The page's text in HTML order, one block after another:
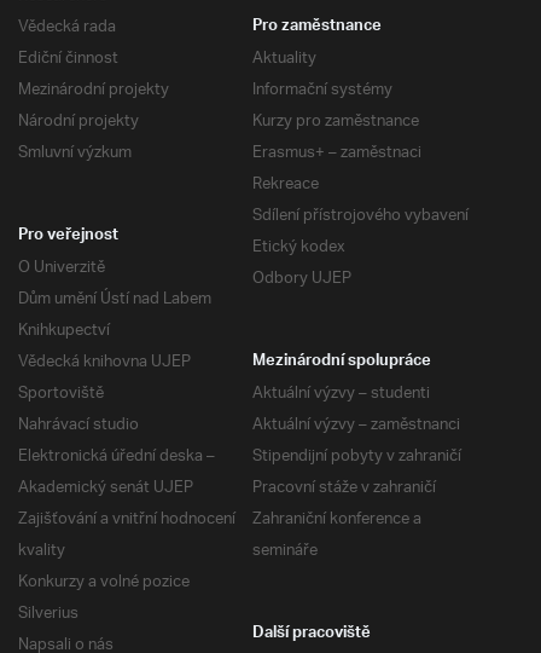
Vědecká rada
Ediční činnost
Mezinárodní projekty
Národní projekty
Smluvní výzkum
Pro zaměstnance
Aktuality
Informační systémy
Kurzy pro zaměstnance
Erasmus+ – zaměstnaci
Rekreace
Sdílení přístrojového vybavení
Etický kodex
Odbory UJEP
Pro veřejnost
O Univerzitě
Dům umění Ústí nad Labem
Knihkupectví
Vědecká knihovna UJEP
Sportoviště
Nahrávací studio
Elektronická úřední deska –
Akademický senát UJEP
Zajišťování a vnitřní hodnocení
kvality
Konkurzy a volné pozice
Silverius
Napsali o nás
Mezinárodní spolupráce
Aktuální výzvy – studenti
Aktuální výzvy – zaměstnanci
Stipendijní pobyty v zahraničí
Pracovní stáže v zahraničí
Zahraniční konference a
semináře
Další pracoviště